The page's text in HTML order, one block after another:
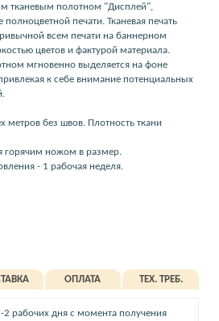
тканевым полотном "Дисплей",
печати. Тканевая печать
всем печати на баннерном
цветов и фактурой материала.
мгновенно выделяется на фоне
к себе внимание потенциальных
метров без швов. Плотность ткани
горячим ножом в размер.
- 1 рабочая неделя.
ОПЛАТА ТЕХ. ТРЕБ.
2 рабочих дня с момента получения